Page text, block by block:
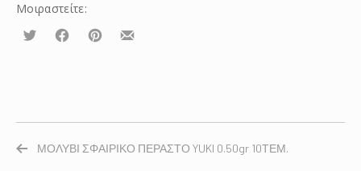
Μοιραστείτε:
Τουίτα ΜοιραστείτεΜοιραστείτεΜοιραστείτε
ΜΟΛΥΒΙ ΣΦΑΙΡΙΚΟ ΠΕΡΑΣΤΟ YUKI 0.50gr 10ΤΕΜ.